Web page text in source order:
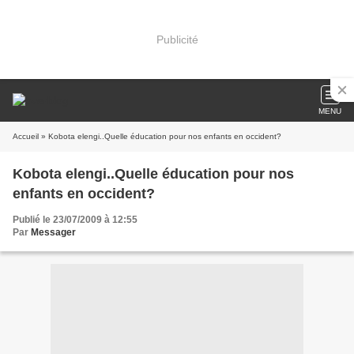
Publicité
MENU
Accueil » Kobota elengi..Quelle éducation pour nos enfants en occident?
Kobota elengi..Quelle éducation pour nos
enfants en occident?
Publié le 23/07/2009 à 12:55
Par Messager